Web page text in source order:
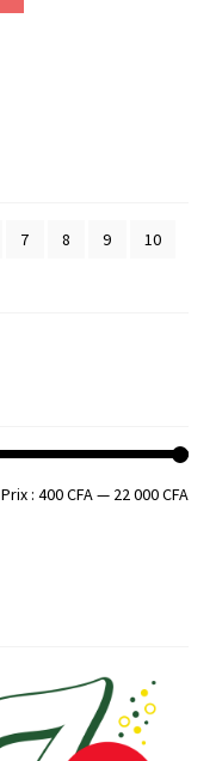
7 8 9 10
Prix :400 CFA— 22 000 CFA